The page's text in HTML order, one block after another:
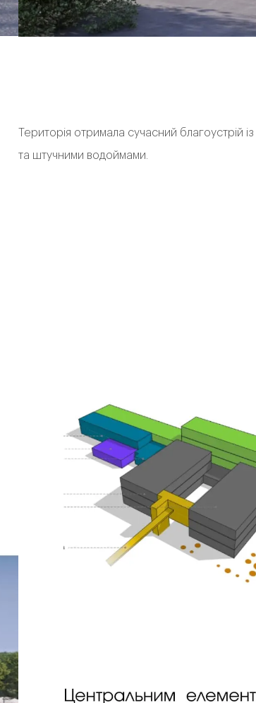
Територія отримала сучасний благоустрій
та штучними водоймами.